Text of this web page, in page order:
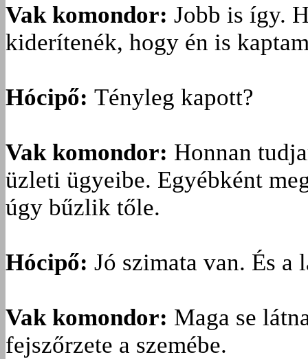
Vak komondor: Jobb is így.
kiderítenék, hogy én is
Hócipő: Tényleg kapott?
Vak komondor: Honnan
üzleti ügyeibe. Egyébként
úgy bűzlik tőle.
Hócipő: Jó szimata van. És a
Vak komondor: Maga se
fejszőrzete a szemébe.